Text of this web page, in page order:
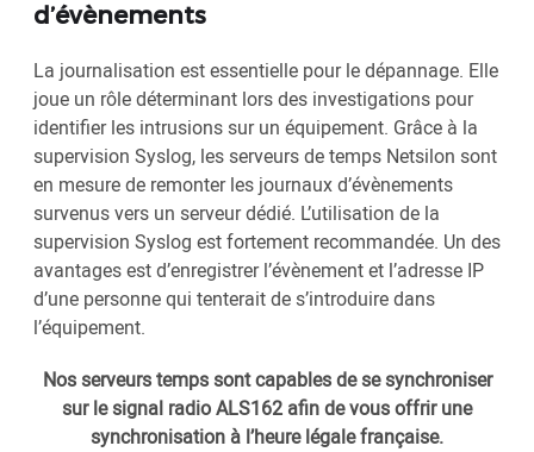
d’évènements
La journalisation est essentielle pour le dépannage. Elle
joue un rôle déterminant lors des investigations pour
identifier les intrusions sur un équipement. Grâce à la
supervision Syslog, les serveurs de temps Netsilon sont
en mesure de remonter les journaux d’évènements
survenus vers un serveur dédié. L’utilisation de la
supervision Syslog est fortement recommandée. Un des
avantages est d’enregistrer l’évènement et l’adresse IP
d’une personne qui tenterait de s’introduire dans
l’équipement.
Nos serveurs temps sont capables de se synchroniser
sur le signal radio ALS162 afin de vous offrir une
synchronisation à l’heure légale française.